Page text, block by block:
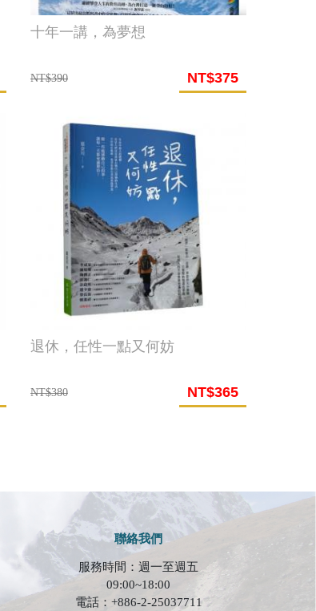
十年一講，為夢想
NT$390 NT$375
退休，任性一點又何妨
NT$380 NT$365
聯絡我們
服務時間：週一至週五
09:00~18:00
電話：+886-2-25037711